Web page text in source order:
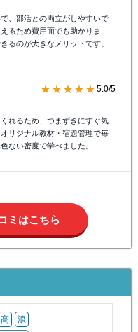
、部活との両立がしやすいで
るため費用面でも助かりま
るのが大きなメリットです。
★★★★★ 5.0/5
れるため、つまずきにすぐ気
リジナル教材・宿題管理で毎
ない密度で学べました。
ミはこちら
高 浪